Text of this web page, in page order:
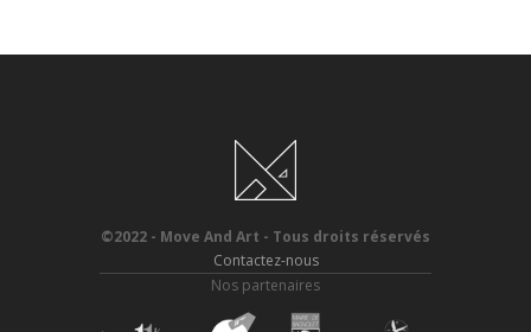
©2022 - Move And Art - Tous droits réservés
Contactez-nous
Nos partenaires